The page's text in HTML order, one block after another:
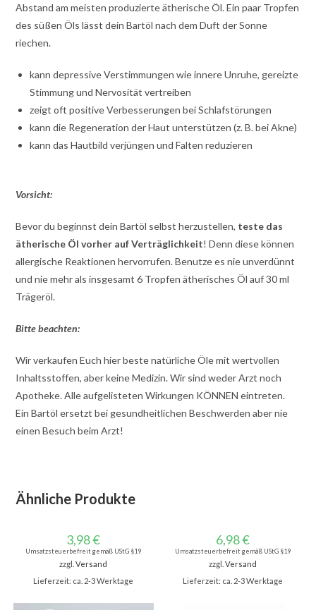
Abstand am meisten produzierte ätherische Öl. Ein paar Tropfen
des süßen Öls lässt dein Bartöl nach dem Duft der Sonne
riechen.
kann depressive Verstimmungen wie innere Unruhe, gereizte
Stimmung und Nervosität vertreiben
zeigt oft positive Verbesserungen bei Schlafstörungen
kann die Regeneration der Haut unterstützen (z. B. bei Akne)
kann das Hautbild verjüngen und Falten reduzieren
Vorsicht:
Bevor du beginnst dein Bartöl selbst herzustellen, teste das
ätherische Öl vorher auf Verträglichkeit! Denn diese können
allergische Reaktionen hervorrufen. Benutze es nie unverdünnt
und nie mehr als insgesamt 6 Tropfen ätherisches Öl auf 30 ml
Trägeröl.
Bitte beachten:
Wir verkaufen Euch hier beste natürliche Öle mit wertvollen
Inhaltsstoffen, aber keine Medizin. Wir sind weder Arzt noch
Apotheke. Alle aufgelisteten Wirkungen KÖNNEN eintreten.
Ein Bartöl ersetzt bei gesundheitlichen Beschwerden aber nie
einen Besuch beim Arzt!
Ähnliche Produkte
3,98€
Umsatzsteuerbefreit gemäß UStG §19
zzgl.Versand
Lieferzeit: ca. 2-3 Werktage
6,98€
Umsatzsteuerbefreit gemäß UStG §19
zzgl. Versand
Lieferzeit: ca. 2-3 Werktage